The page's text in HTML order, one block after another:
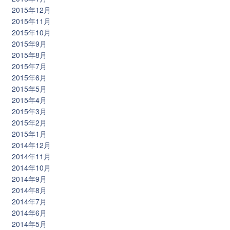
2015年12月
2015年11月
2015年10月
2015年9月
2015年8月
2015年7月
2015年6月
2015年5月
2015年4月
2015年3月
2015年2月
2015年1月
2014年12月
2014年11月
2014年10月
2014年9月
2014年8月
2014年7月
2014年6月
2014年5月